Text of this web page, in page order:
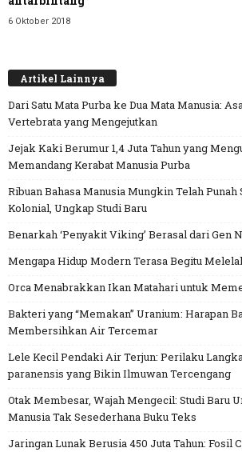
6 Oktober 2018
Artikel Lainnya
Dari Satu Mata Purba ke Dua Mata Manusia:
Vertebrata yang Mengejutkan
Jejak Kaki Berumur 1,4 Juta Tahun yang
Memandang Kerabat Manusia Purba
Ribuan Bahasa Manusia Mungkin Telah Punah
Kolonial, Ungkap Studi Baru
Benarkah ‘Penyakit Viking’ Berasal dari Gen
Mengapa Hidup Modern Terasa Begitu
Orca Menabrakkan Ikan Matahari untuk
Bakteri yang “Memakan” Uranium: Harapan
Membersihkan Air Tercemar
Lele Kecil Pendaki Air Terjun: Perilaku
paranensis yang Bikin Ilmuwan Tercengang
Otak Membesar, Wajah Mengecil: Studi Baru
Manusia Tak Sesederhana Buku Teks
Jaringan Lunak Berusia 450 Juta Tahun: Fosil